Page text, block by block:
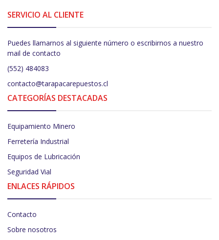
SERVICIO AL CLIENTE
Puedes llamarnos al siguiente número o escribirnos a nuestro
mail de contacto
(552) 484083
contacto@tarapacarepuestos.cl
CATEGORÍAS DESTACADAS
Equipamiento Minero
Ferretería Industrial
Equipos de Lubricación
Seguridad Vial
ENLACES RÁPIDOS
Contacto
Sobre nosotros